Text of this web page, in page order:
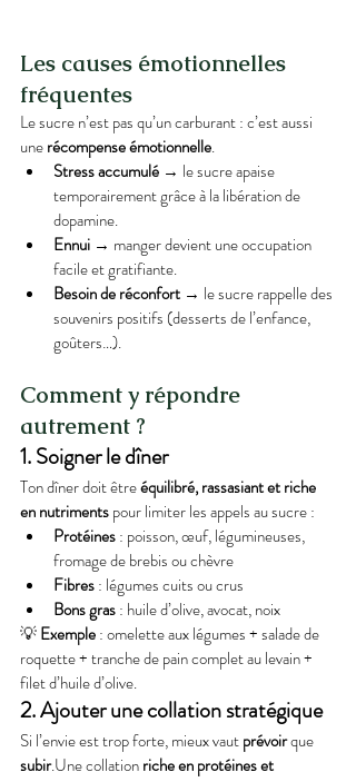
Les causes émotionnelles
fréquentes
Le sucre n’est pas qu’un carburant : c’est aussi
une récompense émotionnelle.
Stress accumulé → le sucre apaise
temporairement grâce à la libération de
dopamine.
Ennui → manger devient une occupation
facile et gratifiante.
Besoin de réconfort → le sucre rappelle des
souvenirs positifs (desserts de l’enfance,
goûters…).
Comment y répondre
autrement ?
1. Soigner le dîner
Ton dîner doit être équilibré, rassasiant et riche
en nutriments pour limiter les appels au sucre :
Protéines : poisson, œuf, légumineuses,
fromage de brebis ou chèvre
Fibres : légumes cuits ou crus
Bons gras : huile d’olive, avocat, noix
💡 Exemple : omelette aux légumes + salade de
roquette + tranche de pain complet au levain +
filet d’huile d’olive.
2. Ajouter une collation stratégique
Si l’envie est trop forte, mieux vaut prévoir que
subir.Une collation riche en protéines et